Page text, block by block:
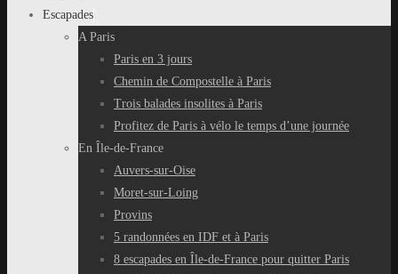
Escapades
A Paris
Paris en 3 jours
Chemin de Compostelle à Paris
Trois balades insolites à Paris
Profitez de Paris à vélo le temps d’une journée
En Île-de-France
Auvers-sur-Oise
Moret-sur-Loing
Provins
5 randonnées en IDF et à Paris
8 escapades en Île-de-France pour quitter Paris